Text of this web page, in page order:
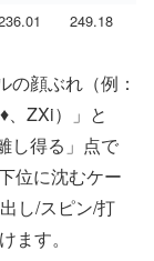
249.18
の顔ぶれ（例：
、ZXi）」と
し得る」点で
位に沈むケー
し/スピン/打
ます。